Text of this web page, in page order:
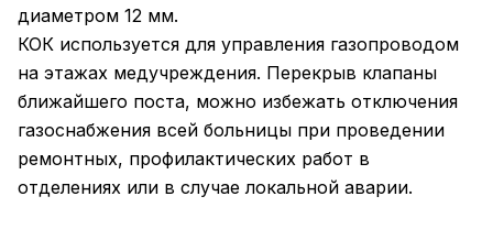
диаметром 12 мм.
КОК используется для управления газопроводом
на этажах медучреждения. Перекрыв клапаны
ближайшего поста, можно избежать отключения
газоснабжения всей больницы при проведении
ремонтных, профилактических работ в
отделениях или в случае локальной аварии.